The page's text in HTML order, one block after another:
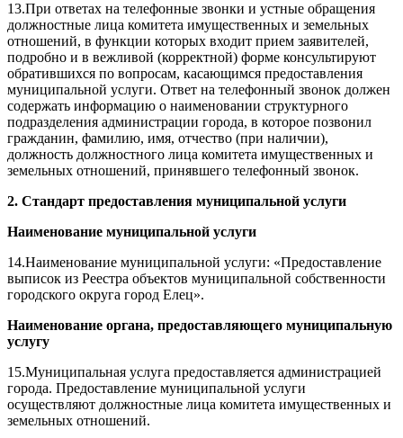
13.При ответах на телефонные звонки и устные обращения
должностные лица комитета имущественных и земельных
отношений, в функции которых входит прием заявителей,
подробно и в вежливой (корректной) форме консультируют
обратившихся по вопросам, касающимся предоставления
муниципальной услуги. Ответ на телефонный звонок должен
содержать информацию о наименовании структурного
подразделения администрации города, в которое позвонил
гражданин, фамилию, имя, отчество (при наличии),
должность должностного лица комитета имущественных и
земельных отношений, принявшего телефонный звонок.
2. Стандарт предоставления муниципальной услуги
Наименование муниципальной услуги
14.Наименование муниципальной услуги: «Предоставление
выписок из Реестра объектов муниципальной собственности
городского округа город Елец».
Наименование органа, предоставляющего муниципальную
услугу
15.Муниципальная услуга предоставляется администрацией
города. Предоставление муниципальной услуги
осуществляют должностные лица комитета имущественных и
земельных отношений.